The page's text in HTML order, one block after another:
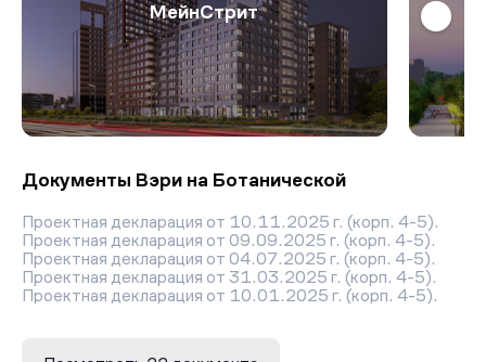
МейнСтрит
Документы Вэри на Ботанической
Проектная декларация от 10.11.2025 г. (корп. 4-5).
Проектная декларация от 09.09.2025 г. (корп. 4-5).
Проектная декларация от 04.07.2025 г. (корп. 4-5).
Проектная декларация от 31.03.2025 г. (корп. 4-5).
Проектная декларация от 10.01.2025 г. (корп. 4-5).